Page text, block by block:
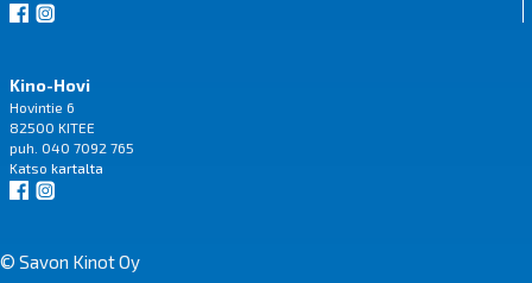
Kino-Hovi
Hovintie 6
82500 KITEE
puh. 040 7092 765
Katso kartalta
© Savon Kinot Oy